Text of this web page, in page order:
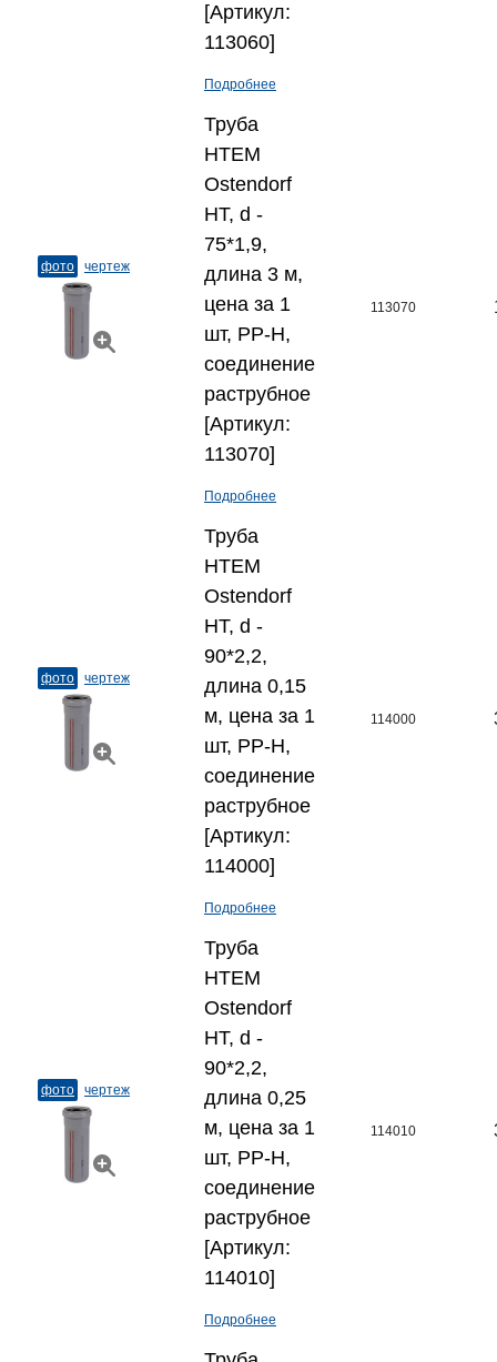
[Артикул:
113060]
Подробнее
фото чертеж
Труба
HTEM
Ostendorf
HT, d -
75*1,9,
длина 3 м,
цена за 1
шт, PP-H,
соединение
раструбное
[Артикул:
113070]
Подробнее
113070
фото чертеж
Труба
HTEM
Ostendorf
HT, d -
90*2,2,
длина 0,15
м, цена за 1
шт, PP-H,
соединение
раструбное
[Артикул:
114000]
Подробнее
114000
фото чертеж
Труба
HTEM
Ostendorf
HT, d -
90*2,2,
длина 0,25
м, цена за 1
шт, PP-H,
соединение
раструбное
[Артикул:
114010]
Подробнее
114010